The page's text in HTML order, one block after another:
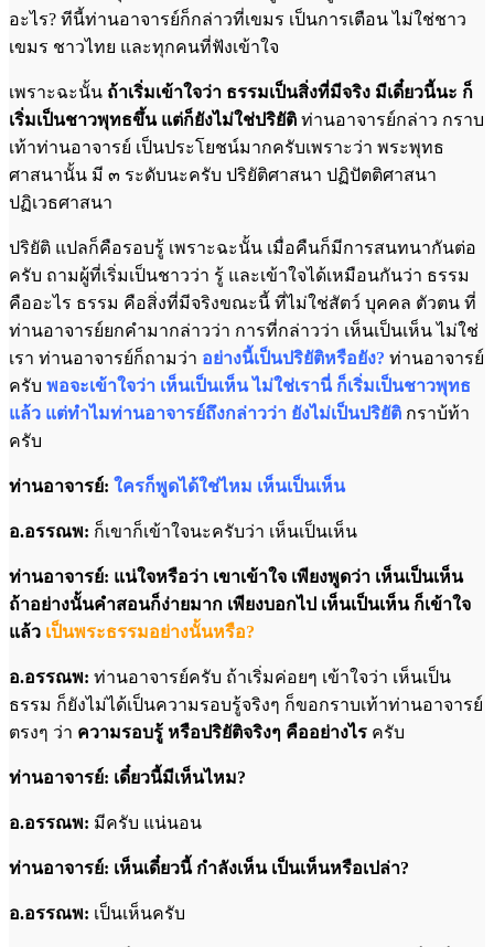
อะไร? ทีนี้ท่านอาจารย์ก็กล่าวที่เขมร เป็นการเตือน ไม่ใช่ชาว
เขมร ชาวไทย และทุกคนที่ฟังเข้าใจ
เพราะฉะนั้น ถ้าเริ่มเข้าใจว่า ธรรมเป็นสิ่งที่มีจริง มีเดี๋ยวนี้นะ ก็
เริ่มเป็นชาวพุทธขึ้น แต่ก็ยังไม่ใช่ปริยัติ ท่านอาจารย์กล่าว กราบ
เท้าท่านอาจารย์ เป็นประโยชน์มากครับเพราะว่า พระพุทธ
ศาสนานั้น มี ๓ ระดับนะครับ ปริยัติศาสนา ปฏิปัตติศาสนา
ปฏิเวธศาสนา
ปริยัติ แปลก็คือรอบรู้ เพราะฉะนั้น เมื่อคืนก็มีการสนทนากันต่อ
ครับ ถามผู้ที่เริ่มเป็นชาวว่า รู้ และเข้าใจได้เหมือนกันว่า ธรรม
คืออะไร ธรรม คือสิ่งที่มีจริงขณะนี้ ที่ไม่ใช่สัตว์ บุคคล ตัวตน ที่
ท่านอาจารย์ยกคำมากล่าวว่า การที่กล่าวว่า เห็นเป็นเห็น ไม่ใช่
เรา ท่านอาจารย์ก็ถามว่า อย่างนี้เป็นปริยัติหรือยัง? ท่านอาจารย์
ครับ พอจะเข้าใจว่า เห็นเป็นเห็น ไม่ใช่เรานี่ ก็เริ่มเป็นชาวพุทธ
แล้ว แต่ทำไมท่านอาจารย์ถึงกล่าวว่า ยังไม่เป็นปริยัติ กราบ้ท้า
ครับ
ท่านอาจารย์: ใครก็พูดได้ใช่ไหม เห็นเป็นเห็น
อ.อรรณพ: ก็เขาก็เข้าใจนะครับว่า เห็นเป็นเห็น
ท่านอาจารย์: แน่ใจหรือว่า เขาเข้าใจ เพียงพูดว่า เห็นเป็นเห็น
ถ้าอย่างนั้นคำสอนก็ง่ายมาก เพียงบอกไป เห็นเป็นเห็น ก็เข้าใจ
แล้ว เป็นพระธรรมอย่างนั้นหรือ?
อ.อรรณพ: ท่านอาจารย์ครับ ถ้าเริ่มค่อยๆ เข้าใจว่า เห็นเป็น
ธรรม ก็ยังไม่ได้เป็นความรอบรู้จริงๆ ก็ขอกราบเท้าท่านอาจารย์
ตรงๆ ว่า ความรอบรู้ หรือปริยัติจริงๆ คืออย่างไร ครับ
ท่านอาจารย์: เดี๋ยวนี้มีเห็นไหม?
อ.อรรณพ: มีครับ แน่นอน
ท่านอาจารย์: เห็นเดี๋ยวนี้ กำลังเห็น เป็นเห็นหรือเปล่า?
อ.อรรณพ: เป็นเห็นครับ